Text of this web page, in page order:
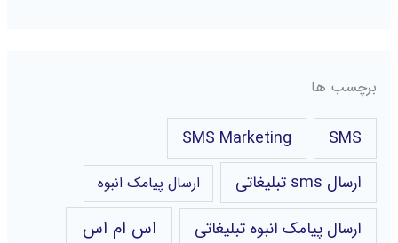
برچسب ها
SMS
SMS Marketing
ارسال sms تبلیغاتی
ارسال پیامک انبوه
ارسال پیامک انبوه تبلیغاتی اس ام اس